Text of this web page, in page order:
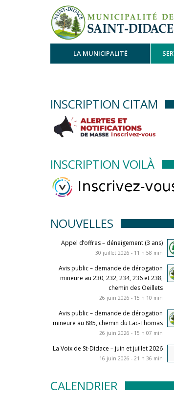
LA MUNICIPALITÉ
INSCRIPTION CITAM
INSCRIPTION VOILÀ
NOUVELLES
Appel d’offres – déneigement (3 ans)
30 juillet 2026 - 11 h 58 min
Avis public – demande de dérogation
mineure au 230, 232, 234, 236 et 238,
chemin des Oeillets
26 juin 2026 - 15 h 10 min
Avis public – demande de dérogation
mineure au 885, chemin du Lac-Thomas
26 juin 2026 - 15 h 07 min
La Voix de St-Didace – juin et juillet 2026
16 juin 2026 - 21 h 36 min
CALENDRIER